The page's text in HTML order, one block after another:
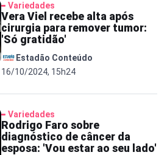
Variedades
Vera Viel recebe alta após
cirurgia para remover tumor:
'Só gratidão'
Estadão Conteúdo
16/10/2024, 15h24
Variedades
Rodrigo Faro sobre
diagnóstico de câncer da
esposa: 'Vou estar ao seu lado'